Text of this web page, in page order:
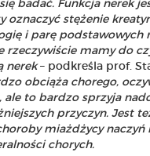
badać. Funkcja nerek
oznaczyć stężenie
i parę podstawowych
rzeczywiście mamy do
nerek– podkreśla prof.
obciąża chorego,
ale to bardzo sprzyja
przyczyn. Jest
miażdżycy naczyń
chorych.